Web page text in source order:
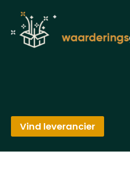
Vind leverancier